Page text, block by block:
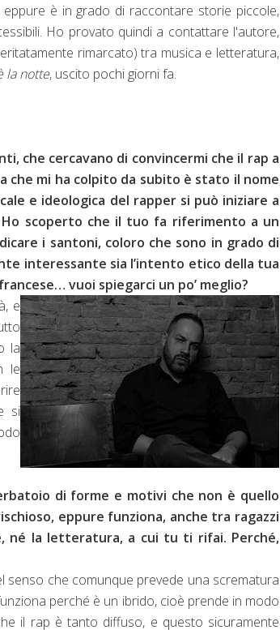
è in grado di raccontare storie piccole,
Ho provato quindi a contattare l'autore,
rimarcato) tra musica e letteratura,
la notte, uscito pochi giorni fa.
che cercavano di convincermi che il rap a
che mi ha colpito da subito è stato il nome
e ideologica del rapper si può iniziare a
scoperto che il tuo fa riferimento a un
i santoni, coloro che sono in grado di
interessante sia l’intento etico della tua
vuoi spiegarci un po’ meglio?
e
la
le
si
di forme e motivi che non è quello
eppure funziona, anche tra ragazzi
né la letteratura, a cui tu ti rifai. Perché,
senso che comunque prevede una scrematura
perché è un ibrido, cioè prende in modo
il rap è tanto diffuso, e questo sicuramente